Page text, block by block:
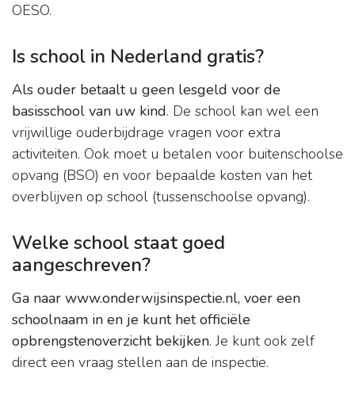
OESO.
Is school in Nederland gratis?
Als ouder betaalt u geen lesgeld voor de
basisschool van uw kind. De school kan wel een
vrijwillige ouderbijdrage vragen voor extra
activiteiten. Ook moet u betalen voor buitenschoolse
opvang (BSO) en voor bepaalde kosten van het
overblijven op school (tussenschoolse opvang).
Welke school staat goed
aangeschreven?
Ga naar www.onderwijsinspectie.nl, voer een
schoolnaam in en je kunt het officiële
opbrengstenoverzicht bekijken. Je kunt ook zelf
direct een vraag stellen aan de inspectie.